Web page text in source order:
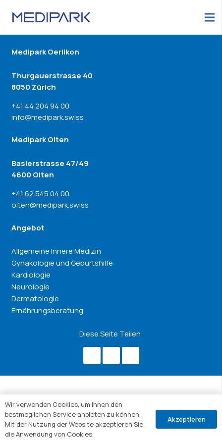
Medipark Oerlikon
Thurgauerstrasse 40
8050 Zürich
+41 44 204 94 00
info@medipark.swiss
Medipark Olten
Baslerstrasse 47/49
4600 Olten
+41 62 545 04 00
olten@medipark.swiss
Angebot
Allgemeine Innere Medizin
Gynäkologie und Geburtshilfe
Kardiologie
Neurologie
Dermatologie
Ernährungsberatung
Diese Seite Teilen:
Wir verwenden Cookies, um Ihnen den
bestmöglichen Service anbieten zu können.
Mit der Nutzung der Website akzeptieren Sie
die Anwendung von Cookies.
Akzeptieren